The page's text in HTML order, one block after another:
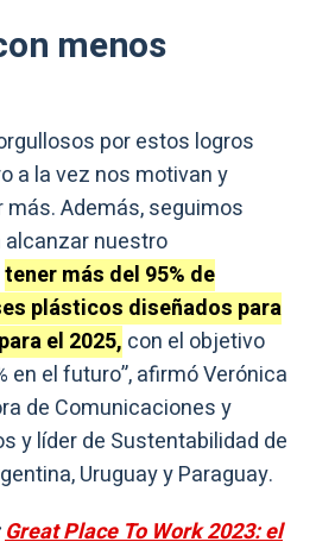
menos
por estos logros
a la vez nos motivan y
más. Además, seguimos
nuestro
tener más del 95% de
plásticos diseñados para
el 2025, con el objetivo
en el futuro”, afirmó Verónica
de Comunicaciones y
y líder de Sustentabilidad de
Uruguay y Paraguay.
Great Place To Work 2023: el